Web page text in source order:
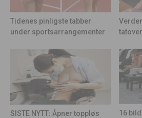
Tidenes pinligste tabber
under sportsarrangementer
SISTE NYTT: Åpner toppløs
16